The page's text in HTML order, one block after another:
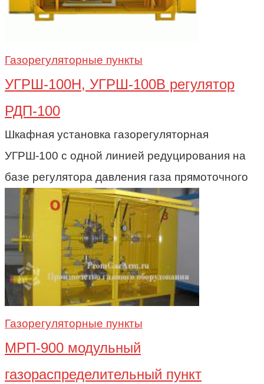
Газорегуляторные пункты
УГРШ-100Н, УГРШ-100В регулятор
РДП-100
Шкафная установка газорегуляторная
УГРШ-100 с одной линией редуцирования на
базе регулятора давления газа прямоточного
Газорегуляторные пункты
МРП-900 модульный
газораспределительный пункт